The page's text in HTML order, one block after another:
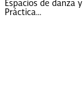
Espacios de danza y
Práctica...